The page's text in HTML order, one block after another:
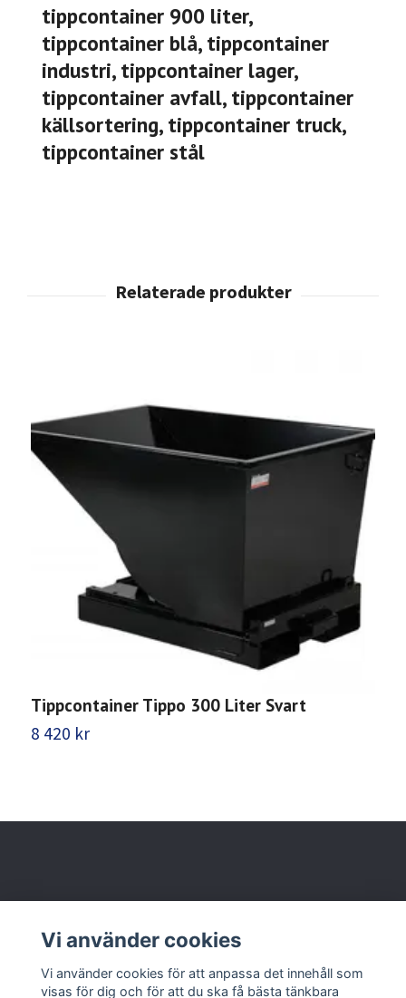
tippcontainer 900 liter,
tippcontainer blå, tippcontainer
industri, tippcontainer lager,
tippcontainer avfall, tippcontainer
källsortering, tippcontainer truck,
tippcontainer stål
Tippcontainer Tippo 300 Liter Svart
8 420 kr
Läs mer
Vi använder cookies
Vi använder cookies för att anpassa det innehåll som
visas för dig och för att du ska få bästa tänkbara